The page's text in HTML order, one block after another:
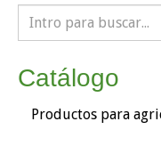
Catálogo
Productos para